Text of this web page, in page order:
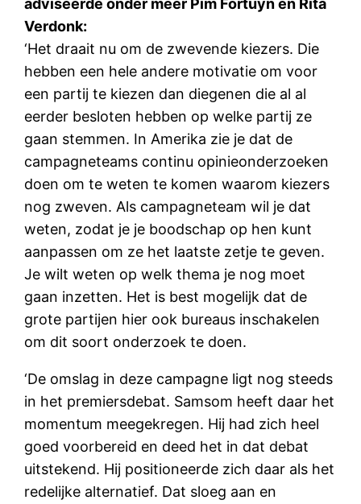
Verdonk:
‘Het draait nu om de zwevende kiezers. Die
hebben een hele andere motivatie om voor
een partij te kiezen dan diegenen die al al
eerder besloten hebben op welke partij ze
gaan stemmen. In Amerika zie je dat de
campagneteams continu opinieonderzoeken
doen om te weten te komen waarom kiezers
nog zweven. Als campagneteam wil je dat
weten, zodat je je boodschap op hen kunt
aanpassen om ze het laatste zetje te geven.
Je wilt weten op welk thema je nog moet
gaan inzetten. Het is best mogelijk dat de
grote partijen hier ook bureaus inschakelen
om dit soort onderzoek te doen.
‘De omslag in deze campagne ligt nog steeds
in het premiersdebat. Samsom heeft daar het
momentum meegekregen. Hij had zich heel
goed voorbereid en deed het in dat debat
uitstekend. Hij positioneerde zich daar als het
redelijke alternatief. Dat sloeg aan en